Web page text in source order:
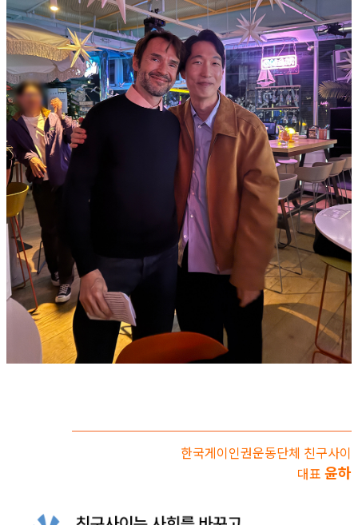
한국게이인권운동단체 친구사이
대표 윤하